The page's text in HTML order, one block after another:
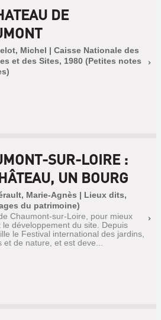
DE
Michel | Caisse Nationale des
et des Sites, 1980 (Petites notes
SUR-LOIRE :
UN BOURG
Marie-Agnès | Lieux dits,
du patrimoine)
Chaumont-sur-Loire, pour mieux
développement du site. Depuis
le Festival international des jardins,
de nature, et est deve...